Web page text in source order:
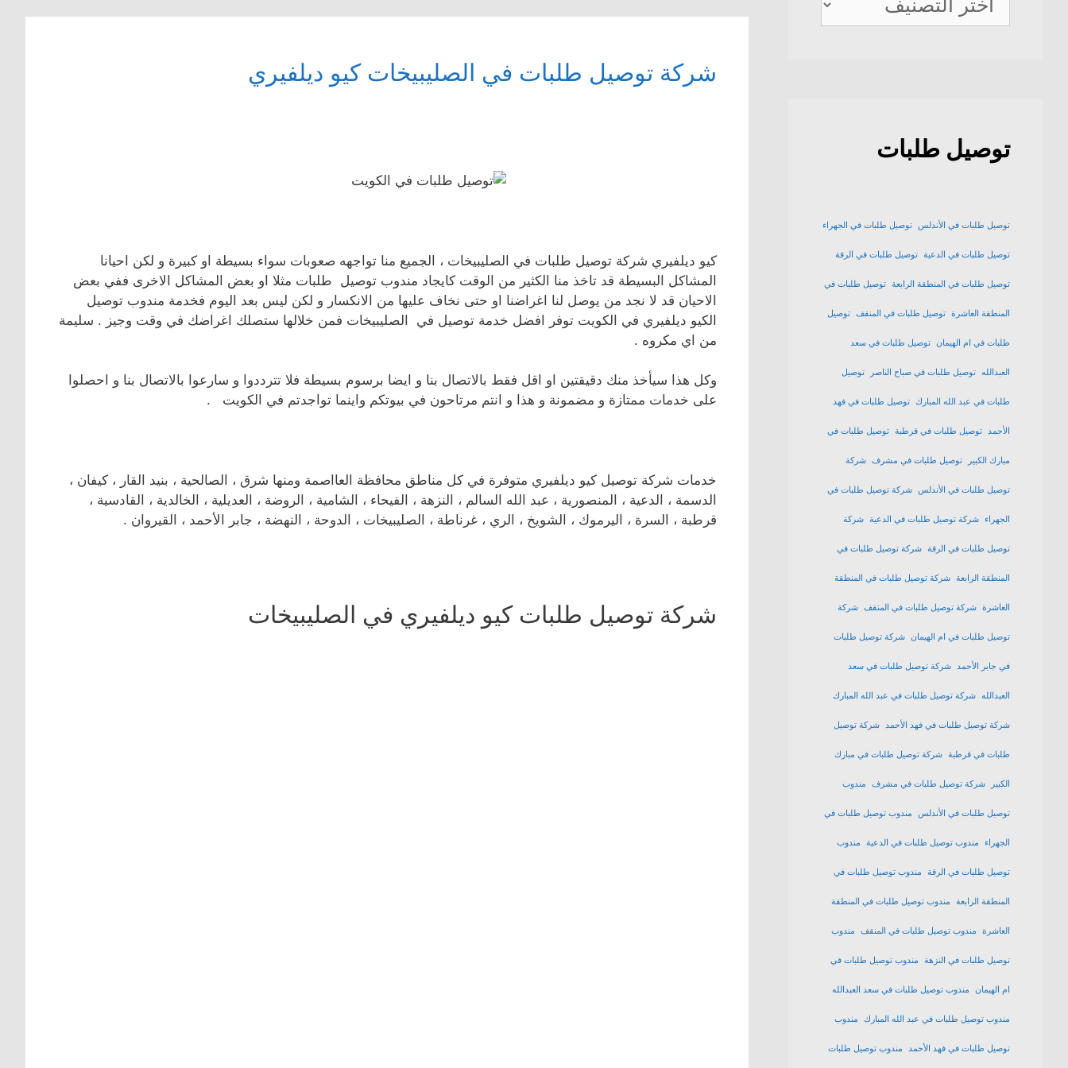
شركة توصيل طلبات في الصليبيخات كيو ديلفيري
كيو ديلفيري شركة توصيل طلبات في الصليبيخات ، الجميع منا تواجهه صعوبات سواء بسيطة او كبيرة و لكن احيانا
المشاكل البسيطة قد تاخذ منا الكثير من الوقت كايجاد مندوب توصيل طلبات مثلا او بعض المشاكل الاخرى ففي بعض
الاحيان قد لا نجد من يوصل لنا اغراضنا او حتى نخاف عليها من الانكسار و لكن ليس بعد اليوم فخدمة مندوب توصيل
الكيو ديلفيري في الكويت توفر افضل خدمة توصيل في الصليبيخات فمن خلالها ستصلك اغراضك في وقت وجيز . سليمة
من اي مكروه .
وكل هذا سيأخذ منك دقيقتين او اقل فقط بالاتصال بنا و ايضا برسوم بسيطة فلا تترددوا و سارعوا بالاتصال بنا و احصلوا
على خدمات ممتازة و مضمونة و هذا و انتم مرتاحون في بيوتكم واينما تواجدتم في الكويت .
خدمات شركة توصيل كيو ديلفيري متوفرة في كل مناطق محافظة العااصمة ومنها شرق ، الصالحية ، بنيد القار ، كيفان ،
الدسمة ، الدعية ، المنصورية ، عبد الله السالم ، النزهة ، الفيحاء ، الشامية ، الروضة ، العديلية ، الخالدية ، القادسية ،
قرطبة ، السرة ، اليرموك ، الشويخ ، الري ، غرناطة ، الصليبيخات ، الدوحة ، النهضة ، جابر الأحمد ، القيروان .
شركة توصيل طلبات كيو ديلفيري في الصليبيخات
ديلفيري
توصيل طلبات
توصيل طلبات في الأندلس توصيل طلبات في الجهراء
توصيل طلبات في الدعية توصيل طلبات في الرقة
توصيل طلبات في المنطقة الرابعة توصيل طلبات في
المنطقة العاشرة توصيل طلبات في المنقف توصيل
طلبات في ام الهيمان توصيل طلبات في سعد
العبدالله توصيل طلبات في صباح الناصر توصيل
طلبات في عبد الله المبارك توصيل طلبات في فهد
الأحمد توصيل طلبات في قرطبة توصيل طلبات في
مبارك الكبير توصيل طلبات في مشرف شركة
توصيل طلبات في الأندلس شركة توصيل طلبات في
الجهراء شركة توصيل طلبات في الدعية شركة
توصيل طلبات في الرقة شركة توصيل طلبات في
المنطقة الرابعة شركة توصيل طلبات في المنطقة
العاشرة شركة توصيل طلبات في المنقف شركة
توصيل طلبات في ام الهيمان شركة توصيل طلبات
في جابر الأحمد شركة توصيل طلبات في سعد
العبدالله شركة توصيل طلبات في عبد الله المبارك
شركة توصيل طلبات في فهد الأحمد شركة توصيل
طلبات في قرطبة شركة توصيل طلبات في مبارك
الكبير شركة توصيل طلبات في مشرف مندوب
توصيل طلبات في الأندلس مندوب توصيل طلبات في
الجهراء مندوب توصيل طلبات في الدعية مندوب
توصيل طلبات في الرقة مندوب توصيل طلبات في
المنطقة الرابعة مندوب توصيل طلبات في المنطقة
العاشرة مندوب توصيل طلبات في المنقف مندوب
توصيل طلبات في النزهة مندوب توصيل طلبات في
ام الهيمان مندوب توصيل طلبات في سعد العبدالله
مندوب توصيل طلبات في عبد الله المبارك مندوب
توصيل طلبات في فهد الأحمد مندوب توصيل طلبات